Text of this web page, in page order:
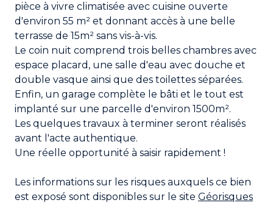
pièce à vivre climatisée avec cuisine ouverte
d'environ 55 m² et donnant accès à une belle
terrasse de 15m² sans vis-à-vis.
Le coin nuit comprend trois belles chambres avec
espace placard, une salle d'eau avec douche et
double vasque ainsi que des toilettes séparées.
Enfin, un garage complète le bâti et le tout est
implanté sur une parcelle d'environ 1500m².
Les quelques travaux à terminer seront réalisés
avant l'acte authentique.
Une réelle opportunité à saisir rapidement !
Les informations sur les risques auxquels ce bien
est exposé sont disponibles sur le site Géorisques